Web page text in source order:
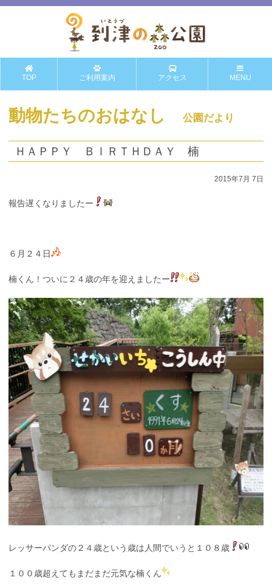
TOP ご利用案内 アクセス MENU
動物たちのおはなし 公園だより
ＨＡＰＰＹ ＢＩＲＴＨＤＡＹ 楠
2015年7月 7日
報告遅くなりましたー
６月２４日
楠くん！ついに２４歳の年を迎えましたー
レッサーパンダの２４歳という歳は人間でいうと１０８歳
１００歳超えてもまだまだ元気な楠くん